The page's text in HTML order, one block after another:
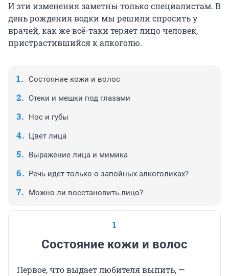
И эти изменения заметны только специалистам. В
день рождения водки мы решили спросить у
врачей, как же всё-таки теряет лицо человек,
пристрастившийся к алкоголю.
Состояние кожи и волос
Отеки и мешки под глазами
Нос и губы
Цвет лица
Выражение лица и мимика
Речь идет только о запойных алкоголиках?
Можно ли восстановить лицо?
1
Состояние кожи и волос
Первое, что выдает любителя выпить, —